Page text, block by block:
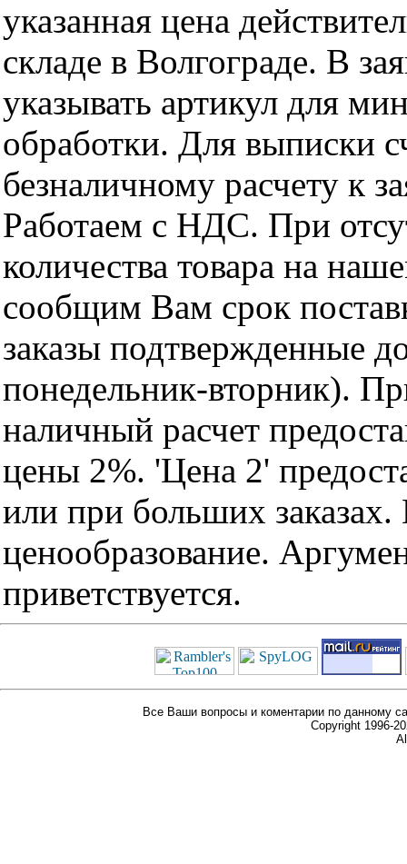
указанная цена
складе в Волгограде. В
указывать артикул для
обработки. Для выписки
безналичному расчету к
Работаем с НДС. При
количества товара на
сообщим Вам срок
заказы подтвержденные
понедельник-вторник).
наличный расчет
цены 2%. 'Цена 2'
или при больших
ценообразование.
приветствуется.
Все Ваши вопросы и коментарии по данному
Copyright 1996-